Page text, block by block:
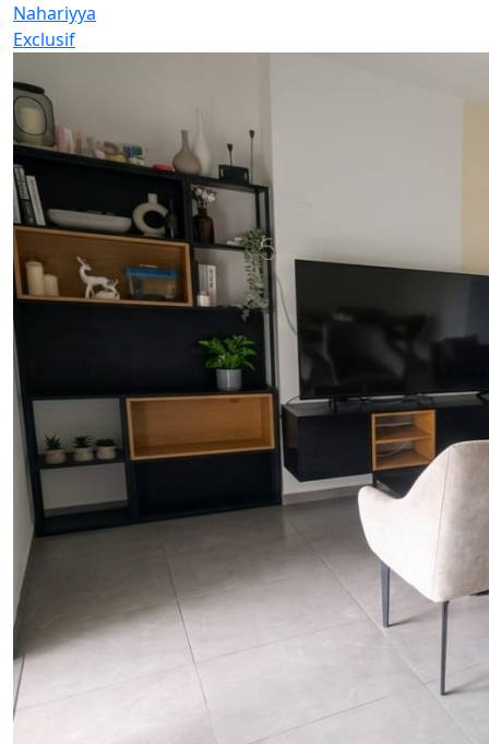
Nahariyya
Exclusif